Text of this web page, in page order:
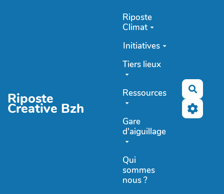
Riposte
Creative Bzh
Riposte
Climat
Initiatives
Tiers lieux
Ressources
Gare
d'aiguillage
Qui
sommes
nous ?